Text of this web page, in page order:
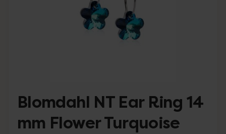
Blomdahl NT Ear Ring 14
mm Flower Turquoise